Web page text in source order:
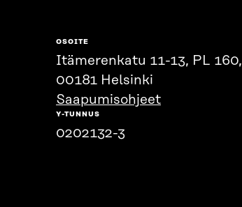
OSOITE
Itämerenkatu 11-13, PL 160,
00181 Helsinki
Saapumisohjeet
Y-TUNNUS
0202132-3